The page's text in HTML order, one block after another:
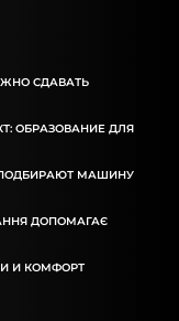
СДАВАТЬ
ОБРАЗОВАНИЕ ДЛЯ
ПОДБИРАЮТ МАШИНУ
ДОПОМАГАЄ
И КОМФОРТ